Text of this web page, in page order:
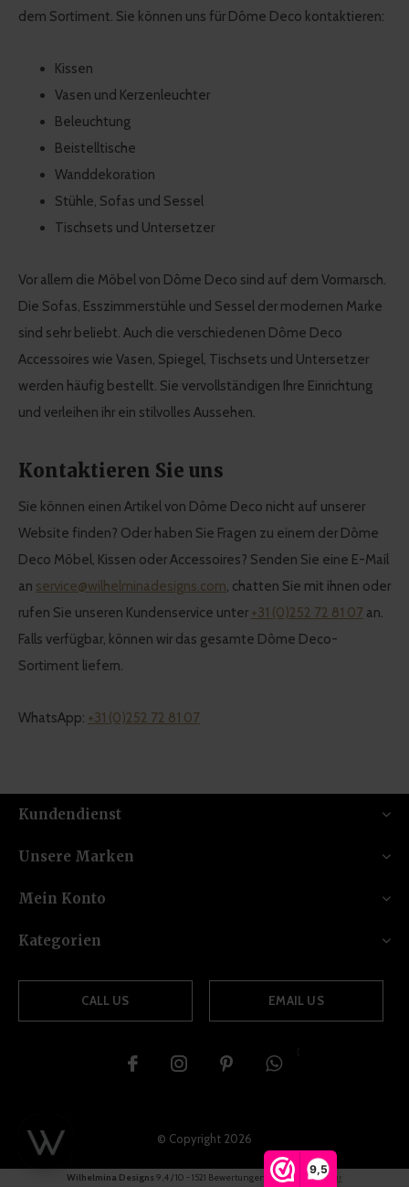
9,5
dem Sortiment. Sie können uns für Dôme Deco kontaktieren:
Kissen
Vasen und Kerzenleuchter
Beleuchtung
Beistelltische
Wanddekoration
Stühle, Sofas und Sessel
Tischsets und Untersetzer
Vor allem die Möbel von Dôme Deco sind auf dem Vormarsch.
Die Sofas, Esszimmerstühle und Sessel der modernen Marke
sind sehr beliebt. Auch die verschiedenen Dôme Deco
Accessoires wie Vasen, Spiegel, Tischsets und Untersetzer
werden häufig bestellt. Sie vervollständigen Ihre Einrichtung
und verleihen ihr ein stilvolles Aussehen.
Kontaktieren Sie uns
Sie können einen Artikel von Dôme Deco nicht auf unserer
Website finden? Oder haben Sie Fragen zu einem der Dôme
Deco Möbel, Kissen oder Accessoires? Senden Sie eine E-Mail
an service@wilhelminadesigns.com, chatten Sie mit ihnen oder
rufen Sie unseren Kundenservice unter +31 (0)252 72 81 07 an.
Falls verfügbar, können wir das gesamte Dôme Deco-
Sortiment liefern.
WhatsApp: +31 (0)252 72 81 07
Kundendienst
Unsere Marken
Mein Konto
Kategorien
CALL US EMAIL US
© Copyright 2026
Wilhelmina Designs 9,4/10 -1521 Bewertungen @Webwinkelkeur